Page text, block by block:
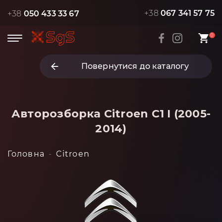
+38 050 433 33 67 +38 067 341 57 75
0
Повернутися до каталогу
Авторозборка Citroen C1 I (2005-
2014)
Головна Citroen